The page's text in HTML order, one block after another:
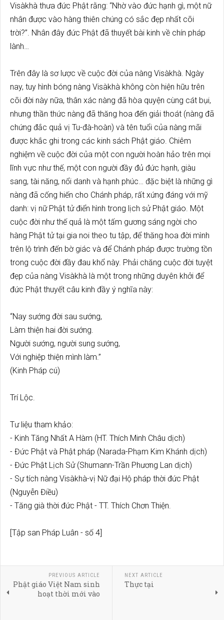
Visàkhà thưa đức Phật rằng: “Nhờ vào đức hạnh gì, một nữ
nhân được vào hàng thiên chúng có sắc đẹp nhất cõi
trời?”. Nhân đây đức Phật đã thuyết bài kinh về chín pháp
lành…
Trên đây là sơ lược về cuộc đời của nàng Visàkhà. Ngày
nay, tuy hình bóng nàng Visàkhà không còn hiện hữu trên
cõi đời này nữa, thân xác nàng đã hòa quyện cùng cát bụi,
nhưng thần thức nàng đã thăng hoa đến giải thoát (nàng đã
chứng đắc quả vị Tu-đà-hoàn) và tên tuổi của nàng mãi
được khắc ghi trong các kinh sách Phật giáo. Chiêm
nghiệm về cuộc đời của một con người hoàn hảo trên mọi
lĩnh vực như thế, một con người đầy đủ đức hạnh, giàu
sang, tài năng, nổi danh và hạnh phúc… đặc biệt là những gì
nàng đã cống hiến cho Chánh pháp, rất xứng đáng với mỹ
danh: vị nữ Phật tử điển hình trong lịch sử Phật giáo. Một
cuộc đời như thế quả là một tấm gương sáng ngời cho
hàng Phật tử tại gia noi theo tu tập, để thăng hoa đời mình
trên lộ trình đến bờ giác và để Chánh pháp được trường tồn
trong cuộc đời đầy đau khổ này. Phải chăng cuộc đời tuyệt
đẹp của nàng Visàkhà là một trong những duyên khởi để
đức Phật thuyết câu kinh đầy ý nghĩa này:
“Nay sướng đời sau sướng,
Làm thiện hai đời sướng.
Người sướng, người sung sướng,
Với nghiệp thiện mình làm.”
(Kinh Pháp cú)
Trí Lộc.
Tư liệu tham khảo:
- Kinh Tăng Nhất A Hàm (HT. Thích Minh Châu dịch)
- Đức Phật và Phật pháp (Narada-Phạm Kim Khánh dịch)
- Đức Phật Lịch Sử (Shumann-Trần Phương Lan dịch)
- Sự tích nàng Visàkhà-vị Nữ đại Hộ pháp thời đức Phật
(Nguyễn Điều)
- Tăng già thời đức Phật - TT. Thích Chơn Thiện.
[Tập san Pháp Luân - số 4]
PREVIOUS ARTICLE
Phật giáo Việt Nam sinh
hoạt thời mới vào
NEXT ARTICLE
Thực tại